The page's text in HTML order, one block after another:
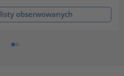
obserwowanych